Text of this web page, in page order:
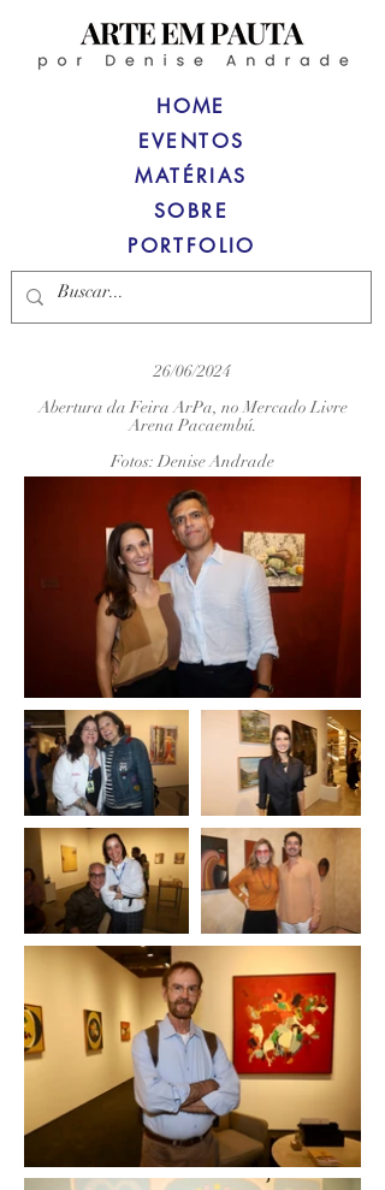
HOME
MATÉRIAS
SOBRE
PORTFOLIO
EVENTOS
26/06/2024
Abertura da Feira ArPa, no Mercado Livre
Arena Pacaembú.
Fotos: Denise Andrade